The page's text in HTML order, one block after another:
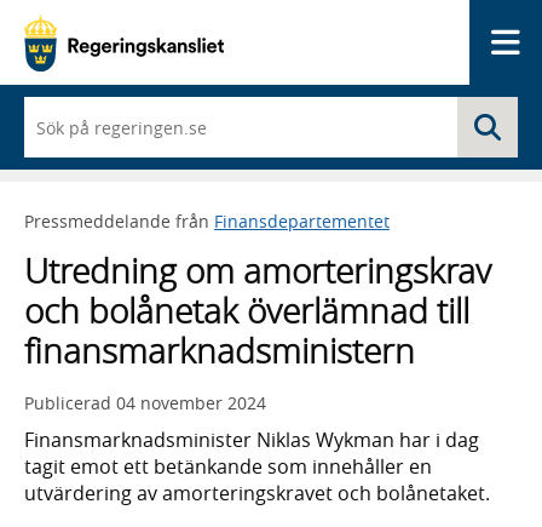
du
börjar
skriva
framträder
lista
med
sökförslag
Pressmeddelande från Finansdepartementet
Utredning om amorteringskrav
och bolånetak överlämnad till
finansmarknadsministern
Publicerad 04 november 2024
Finansmarknadsminister Niklas Wykman har i dag
tagit emot ett betänkande som innehåller en
utvärdering av amorteringskravet och bolånetaket.